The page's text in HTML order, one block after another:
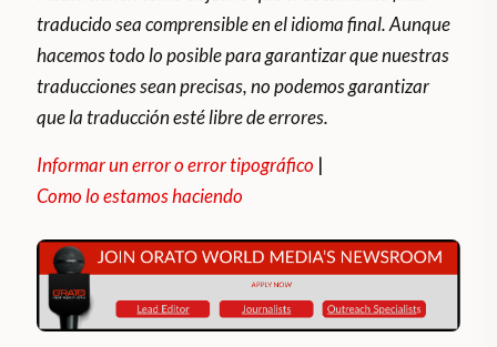
traducido sea comprensible en el idioma final. Aunque
hacemos todo lo posible para garantizar que nuestras
traducciones sean precisas, no podemos garantizar
que la traducción esté libre de errores.
Informar un error o error tipográfico |
Como lo estamos haciendo